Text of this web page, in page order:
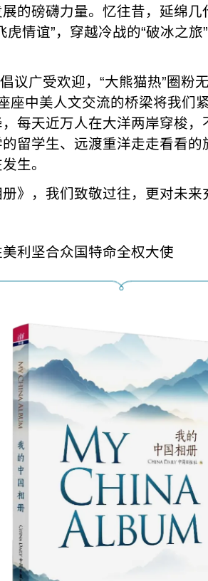
的磅礴力量。忆往昔，延绵几
虎情谊”，穿越冷战的“破冰之
议广受欢迎，“大熊猫热”圈粉
座中美人文交流的桥梁将我们
每天近万人在大洋两岸穿梭，
留学生、远渡重洋走走看看
生。
》，我们致敬过往，更对未来
利坚合众国特命全权大使